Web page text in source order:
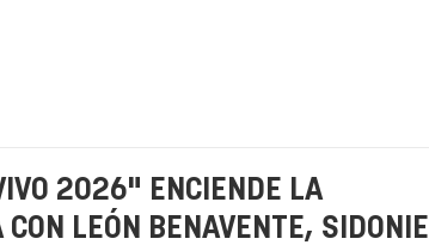
2026" ENCIENDE LA
LEÓN BENAVENTE, SIDONIE